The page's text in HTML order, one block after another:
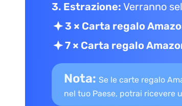
3. Estrazione: Verranno
3 × Carta regalo
7 × Carta regalo
Nota: Se le carte regalo
nel tuo Paese, potrai ricevere